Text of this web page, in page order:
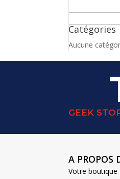
Catégories
Aucune
GEEK
A PROPOS
Votre boutique